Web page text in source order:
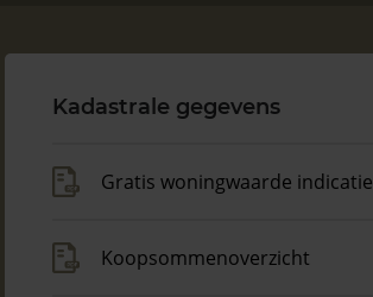
Kadastrale gegevens
Gratis woningwaarde indicatie
Koopsommenoverzicht